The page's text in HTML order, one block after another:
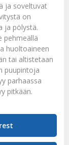
ja soveltuvat
on
ja pölystä.
pehmeällä
huoltoaineen
tai altistetaan
puupintoja
parhaassa
pitkään.